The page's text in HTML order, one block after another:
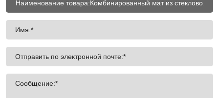
Имя:*
Отправить по электронной почте:*
Сообщение:*